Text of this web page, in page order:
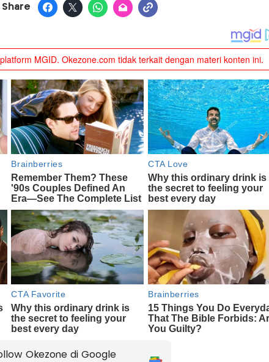
Share
Okezone di Google